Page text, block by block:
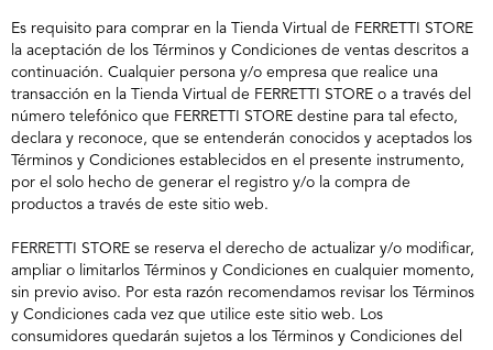
Es requisito para comprar en la Tienda Virtual de FERRETTI STORE
la aceptación de los Términos y Condiciones de ventas descritos a
continuación. Cualquier persona y/o empresa que realice una
transacción en la Tienda Virtual de FERRETTI STORE o a través del
número telefónico que FERRETTI STORE destine para tal efecto,
declara y reconoce, que se entenderán conocidos y aceptados los
Términos y Condiciones establecidos en el presente instrumento,
por el solo hecho de generar el registro y/o la compra de
productos a través de este sitio web.
FERRETTI STORE se reserva el derecho de actualizar y/o modificar,
ampliar o limitarlos Términos y Condiciones en cualquier momento,
sin previo aviso. Por esta razón recomendamos revisar los Términos
y Condiciones cada vez que utilice este sitio web. Los
consumidores quedarán sujetos a los Términos y Condiciones del